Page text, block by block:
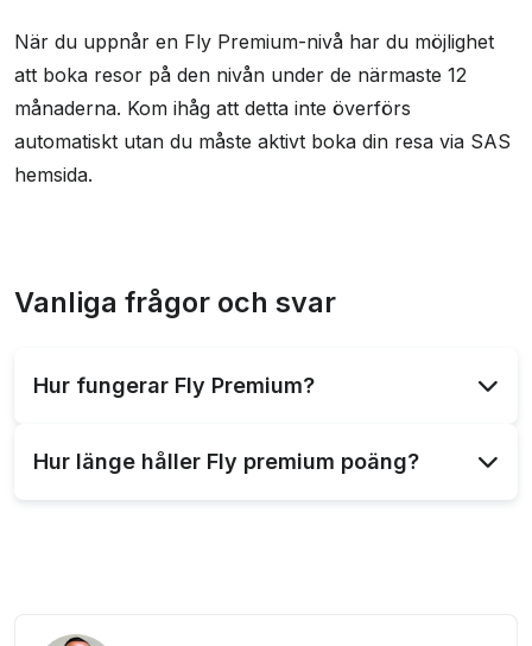
När du uppnår en Fly Premium-nivå har du möjlighet
att boka resor på den nivån under de närmaste 12
månaderna. Kom ihåg att detta inte överförs
automatiskt utan du måste aktivt boka din resa via SAS
hemsida.
Vanliga frågor och svar
Hur fungerar Fly Premium?
programmet, möjliggör uppgraderingar till högre
Hur länge håller Fly premium poäng?